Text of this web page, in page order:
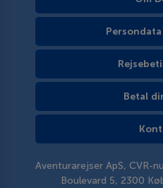
Betal
Aventurarejser ApS, CVR-
Boulevard 5, 2300